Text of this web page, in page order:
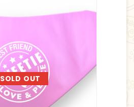
SOLD OUT